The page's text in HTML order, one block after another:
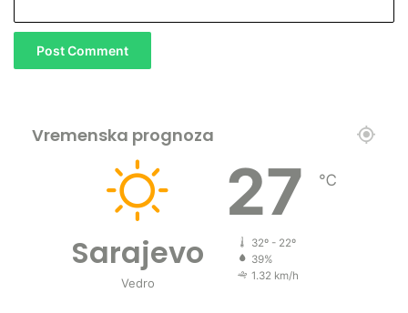
Vremenska prognoza
Sarajevo
Vedro
27 ℃
32º - 22º
39%
1.32 km/h